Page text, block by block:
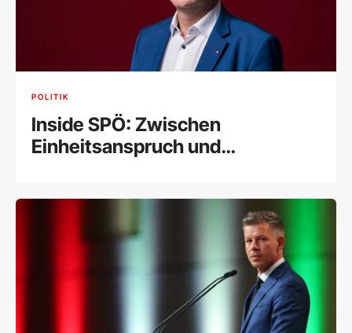
POLITIK
Inside SPÖ: Zwischen
Einheitsanspruch und